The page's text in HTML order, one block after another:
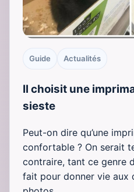
Guide Actualités
Il choisit une
sieste
Peut-on dire qu’une
confortable ? On serait
contraire, tant ce genre
fait pour donner vie aux